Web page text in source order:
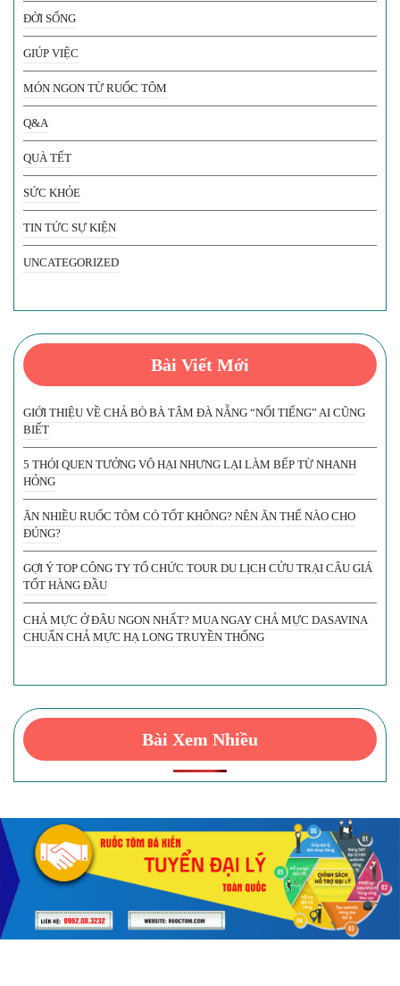
ĐỜI SỐNG
GIÚP VIỆC
MÓN NGON TỪ RUỐC TÔM
Q&A
QUÀ TẾT
SỨC KHỎE
TIN TỨC SỰ KIỆN
UNCATEGORIZED
Bài Viết Mới
GIỚI THIỆU VỀ CHẢ BÒ BÀ TÂM ĐÀ NẴNG “NỔI TIẾNG” AI CŨNG
BIẾT
5 THÓI QUEN TƯỞNG VÔ HẠI NHƯNG LẠI LÀM BẾP TỪ NHANH
HỎNG
ĂN NHIỀU RUỐC TÔM CÓ TỐT KHÔNG? NÊN ĂN THẾ NÀO CHO
ĐÚNG?
GỢI Ý TOP CÔNG TY TỔ CHỨC TOUR DU LỊCH CỬU TRẠI CÂU GIÁ
TỐT HÀNG ĐẦU
CHẢ MỰC Ở ĐÂU NGON NHẤT? MUA NGAY CHẢ MỰC DASAVINA
CHUẨN CHẢ MỰC HẠ LONG TRUYỀN THỐNG
Bài Xem Nhiều